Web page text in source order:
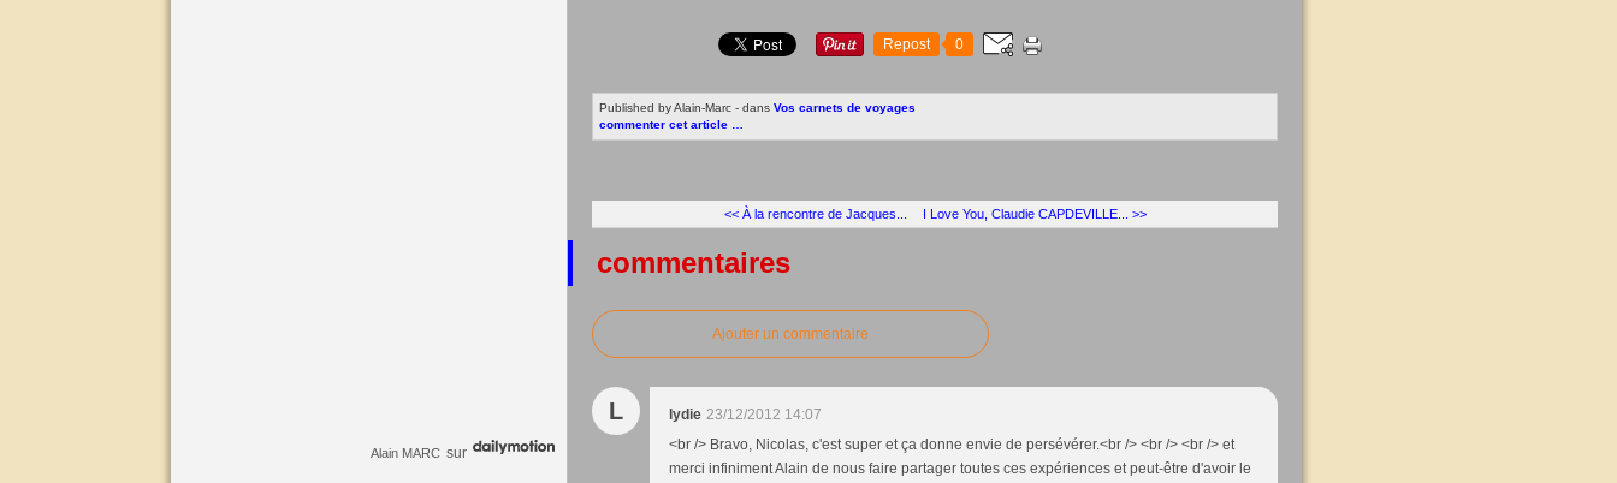
Alain MARC sur
Repost 0
Published by Alain-Marc - dans Vos carnets de voyages
commenter cet article
<< À la rencontre de Jacques... I Love You, Claudie CAPDEVILLE... >>
commentaires
Ajouter un commentaire
L lydie 23/12/2012 14:07
<br /> Bravo, Nicolas, c'est super et ça donne envie de persévérer.<br /> <br /> <br /> et
merci infiniment Alain de nous faire partager toutes ces expériences et peut-être d'avoir le